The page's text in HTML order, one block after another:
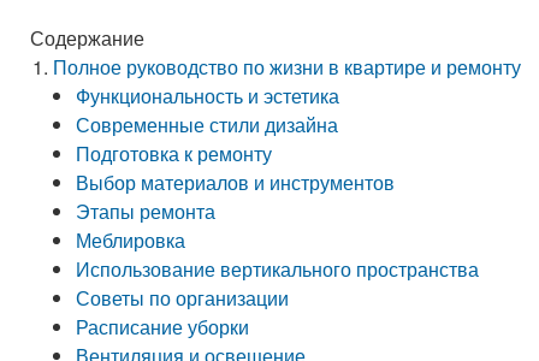
Содержание
Полное руководство по жизни в квартире и ремонту
Функциональность и эстетика
Современные стили дизайна
Подготовка к ремонту
Выбор материалов и инструментов
Этапы ремонта
Меблировка
Использование вертикального пространства
Советы по организации
Расписание уборки